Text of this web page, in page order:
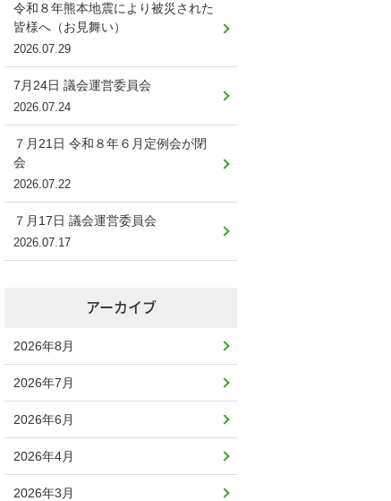
令和８年熊本地震により被災された
皆様へ（お見舞い）
2026.07.29
7月24日 議会運営委員会
2026.07.24
７月21日 令和８年６月定例会が閉
会
2026.07.22
７月17日 議会運営委員会
2026.07.17
アーカイブ
2026年8月
2026年7月
2026年6月
2026年4月
2026年3月